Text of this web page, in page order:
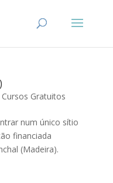
Cursos Gratuitos
num único sítio
financiada
(Madeira).